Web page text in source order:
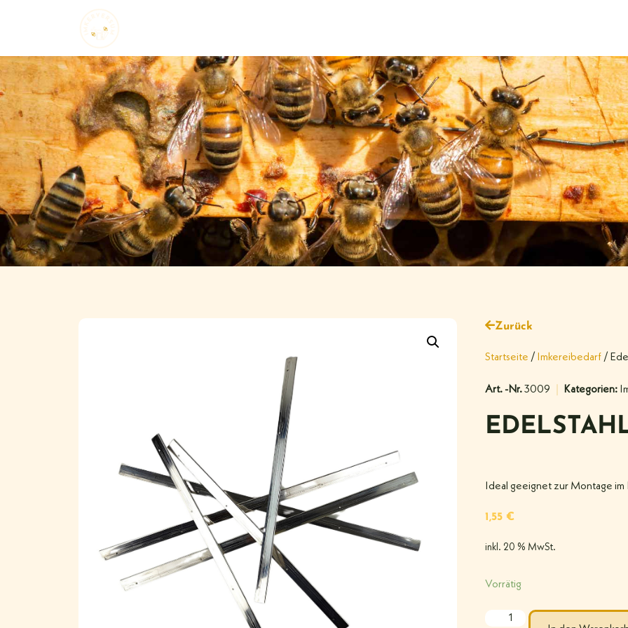
Zurück
Startseite / Imkereibedarf /
Art. -Nr.3009 Kategorien:
Ideal geeignet zur Montage im
1,55 €
inkl. 20 % MwSt.
Vorrätig